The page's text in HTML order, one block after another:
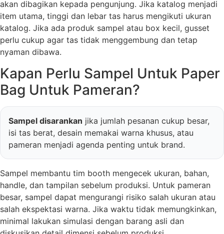
akan dibagikan kepada pengunjung. Jika katalog menjadi
item utama, tinggi dan lebar tas harus mengikuti ukuran
katalog. Jika ada produk sampel atau box kecil, gusset
perlu cukup agar tas tidak menggembung dan tetap
nyaman dibawa.
Kapan Perlu Sampel Untuk Paper
Bag Untuk Pameran?
Sampel disarankan jika jumlah pesanan cukup besar,
isi tas berat, desain memakai warna khusus, atau
pameran menjadi agenda penting untuk brand.
Sampel membantu tim booth mengecek ukuran, bahan,
handle, dan tampilan sebelum produksi. Untuk pameran
besar, sampel dapat mengurangi risiko salah ukuran atau
salah ekspektasi warna. Jika waktu tidak memungkinkan,
minimal lakukan simulasi dengan barang asli dan